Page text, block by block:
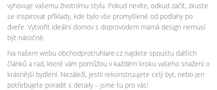
vyhovuje vašemu životnímu stylu. Pokud nevíte, odkud začít, zkuste
se inspirovat příklady, kde bylo vše promyšlené od podlahy po
dveře. Vytvořit ideální domov s doprovodem mämā design nemusí
být náročné.
Na našem webu obchodprotruhlare.cz najdete spoustu dalších
článků a rad, které vám pomůžou v každém kroku vašeho snažení o
krásnější bydlení. Nezáleží, jestli rekonstruujete celý byt, nebo jen
potřebujete poradit s detaily – jsme tu pro vás!